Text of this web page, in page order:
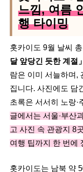
느낌, 여름
행 타이밍
홋카이도 9월 날씨
달 앞당긴 듯한 계절」
람은 이미 서늘하며,
집니다. 사진에도 담
초록은 서서히 노랑·
글에서는 서울·부산
고 사진 속 관광지 8
여행 팁까지 한 번에
홋카이도는 남북 약